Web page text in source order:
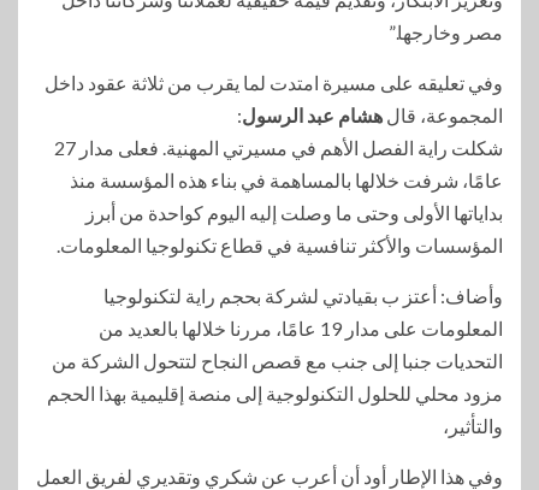
مصر وخارجها.”
وفي تعليقه على مسيرة امتدت لما يقرب من ثلاثة عقود داخل
المجموعة، قال هشام عبد الرسول:
شكلت راية الفصل الأهم في مسيرتي المهنية. فعلى مدار 27
عامًا، شرفت خلالها بالمساهمة في بناء هذه المؤسسة منذ
بداياتها الأولى وحتى ما وصلت إليه اليوم كواحدة من أبرز
المؤسسات والأكثر تنافسية في قطاع تكنولوجيا المعلومات.
وأضاف: أعتز ب بقيادتي لشركة بحجم راية لتكنولوجيا
المعلومات على مدار 19 عامًا، مررنا خلالها بالعديد من
التحديات جنبا إلى جنب مع قصص النجاح لتتحول الشركة من
مزود محلي للحلول التكنولوجية إلى منصة إقليمية بهذا الحجم
والتأثير،
وفي هذا الإطار أود أن أعرب عن شكري وتقديري لفريق العمل